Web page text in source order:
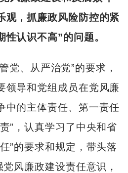
观，抓廉政风险防控的紧
认识不高”的问题。
党、从严治党”的要求，
领导和党组成员在党风廉
中的主体责任、第一责任
”，认真学习了中央和省
”的要求和规定，带头落
风廉政建设责任意识，